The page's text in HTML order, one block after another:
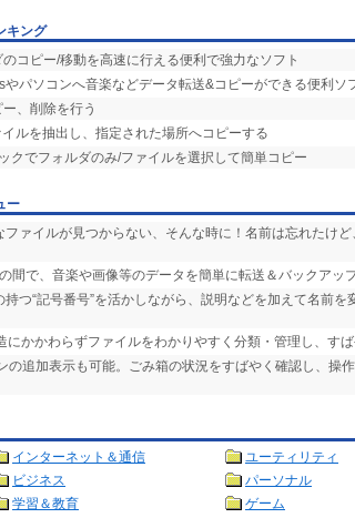
キング
コピー/移動を高速に行える便利で強力なソフト
パソコンへ音楽などデータ転送&コピーができる便利ソ
、削除を行う
ルを抽出し、指定された場所へコピーする
クでフォルダのみ/ファイルを選択して簡単コピー
ー
ファイルが見つからない、そんな時に！名前は忘れたけ
間で、音楽や画像等のデータを簡単に転送＆バックアッ
持つ“記号番号”を活かしながら、説明などを加えて名前を
にかかわらずファイルをわかりやすく分類・管理し、す
の追加表示も可能。ごみ箱の状況をすばやく確認し、操
インターネット＆通信
ユーティリティ
ビジネス
パーソナル
学習＆教育
ゲーム